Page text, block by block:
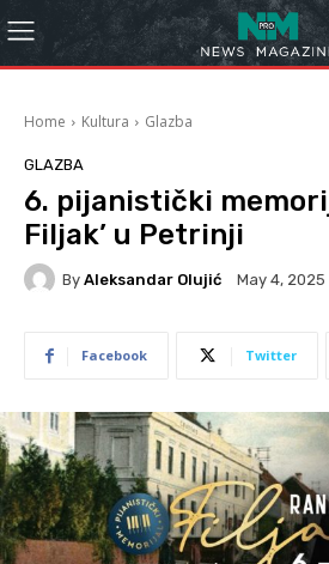
Home Kultura Glazba
GLAZBA
6. pijanistički
Filjak’ u Petrinji
By Aleksandar Olujić May 4, 2025
Facebook Twitter